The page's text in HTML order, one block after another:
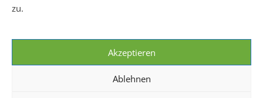
zu.
Akzeptieren
Ablehnen